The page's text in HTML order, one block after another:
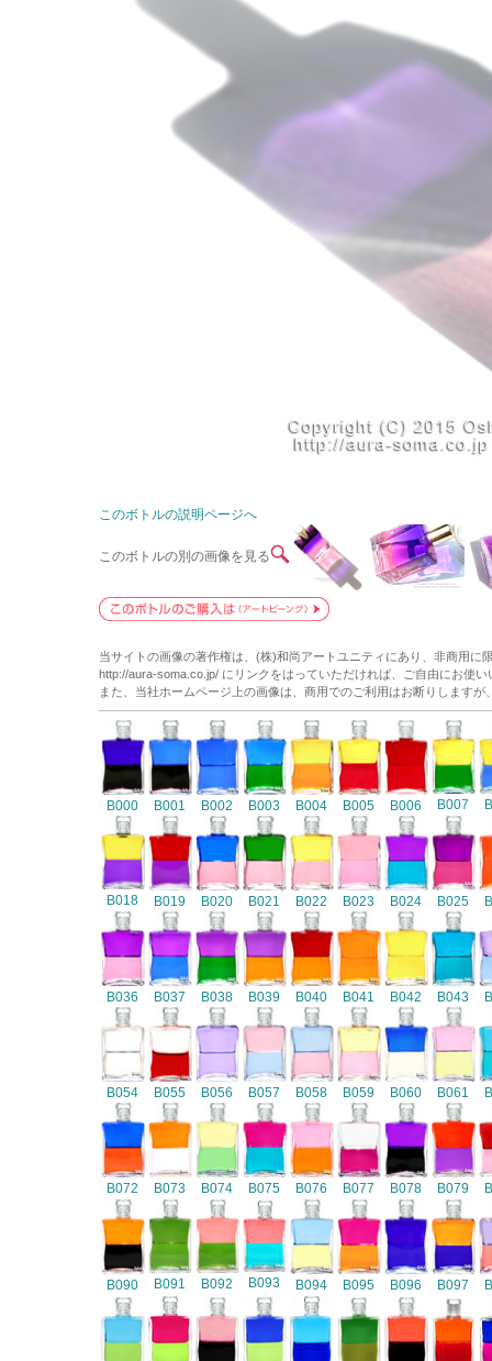
このボトルの説明ページへ
このボトルの別の画像を見る
当サイトの画像の著作権は、(株)和尚アートユニティにあり、非商用
http://aura-soma.co.jp/ にリンクをはっていただければ、ご自由にお使い
また、当社ホームページ上の画像は、商用でのご利用はお断りします
B000 B001 B002 B003 B004 B005 B006 B007
B018 B019 B020 B021 B022 B023 B024 B025
B036 B037 B038 B039 B040 B041 B042 B043
B054 B055 B056 B057 B058 B059 B060 B061
B072 B073 B074 B075 B076 B077 B078 B079
B090 B091 B092 B093 B094 B095 B096 B097